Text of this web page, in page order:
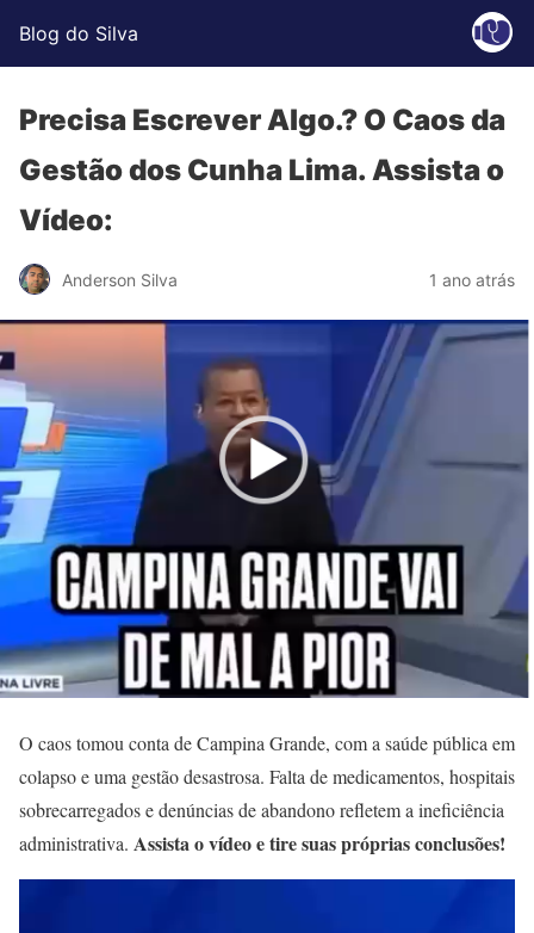
Blog do Silva
Precisa Escrever Algo.? O Caos da
Gestão dos Cunha Lima. Assista o
Vídeo:
Anderson Silva 1 ano atrás
O caos tomou conta de Campina Grande, com a saúde pública em
colapso e uma gestão desastrosa. Falta de medicamentos, hospitais
sobrecarregados e denúncias de abandono refletem a ineficiência
administrativa. Assista o vídeo e tire suas próprias conclusões!